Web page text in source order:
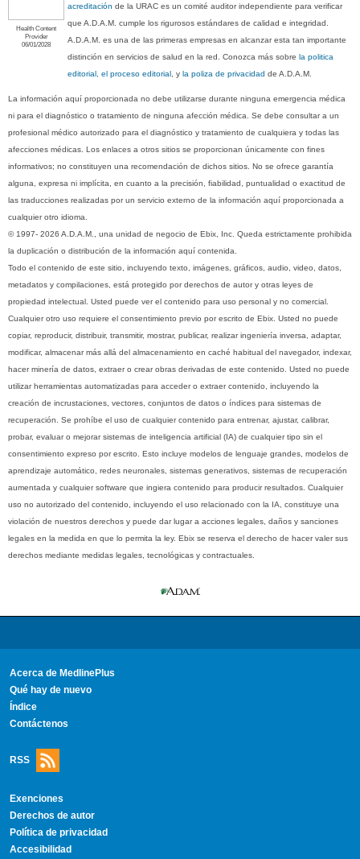
Health Content
Provider
06/01/2028
acreditación de la URAC es un comité auditor independiente para verificar
que A.D.A.M. cumple los rigurosos estándares de calidad e integridad.
A.D.A.M. es una de las primeras empresas en alcanzar esta tan importante
distinción en servicios de salud en la red. Conozca más sobrela politica
editorial, el proceso editorial , yla poliza de privacidad de A.D.A.M.
La información aquí proporcionada no debe utilizarse durante ninguna emergencia médica
ni para el diagnóstico o tratamiento de ninguna afección médica. Se debe consultar a un
profesional médico autorizado para el diagnóstico y tratamiento de cualquiera y todas las
afecciones médicas. Los enlaces a otros sitios se proporcionan únicamente con fines
informativos; no constituyen una recomendación de dichos sitios. No se ofrece garantía
alguna, expresa ni implícita, en cuanto a la precisión, fiabilidad, puntualidad o exactitud de
las traducciones realizadas por un servicio externo de la información aquí proporcionada a
cualquier otro idioma.
© 1997- 2026 A.D.A.M., una unidad de negocio de Ebix, Inc. Queda estrictamente prohibida
la duplicación o distribución de la información aquí contenida.
Todo el contenido de este sitio, incluyendo texto, imágenes, gráficos, audio, video, datos,
metadatos y compilaciones, está protegido por derechos de autor y otras leyes de
propiedad intelectual. Usted puede ver el contenido para uso personal y no comercial.
Cualquier otro uso requiere el consentimiento previo por escrito de Ebix. Usted no puede
copiar, reproducir, distribuir, transmitir, mostrar, publicar, realizar ingeniería inversa, adaptar,
modificar, almacenar más allá del almacenamiento en caché habitual del navegador, indexar,
hacer minería de datos, extraer o crear obras derivadas de este contenido. Usted no puede
utilizar herramientas automatizadas para acceder o extraer contenido, incluyendo la
creación de incrustaciones, vectores, conjuntos de datos o índices para sistemas de
recuperación. Se prohíbe el uso de cualquier contenido para entrenar, ajustar, calibrar,
probar, evaluar o mejorar sistemas de inteligencia artificial (IA) de cualquier tipo sin el
consentimiento expreso por escrito. Esto incluye modelos de lenguaje grandes, modelos de
aprendizaje automático, redes neuronales, sistemas generativos, sistemas de recuperación
aumentada y cualquier software que ingiera contenido para producir resultados. Cualquier
uso no autorizado del contenido, incluyendo el uso relacionado con la IA, constituye una
violación de nuestros derechos y puede dar lugar a acciones legales, daños y sanciones
legales en la medida en que lo permita la ley. Ebix se reserva el derecho de hacer valer sus
derechos mediante medidas legales, tecnológicas y contractuales.
Acerca de MedlinePlus
Qué hay de nuevo
Índice
Contáctenos
RSS
Exenciones
Derechos de autor
Política de privacidad
Accesibilidad